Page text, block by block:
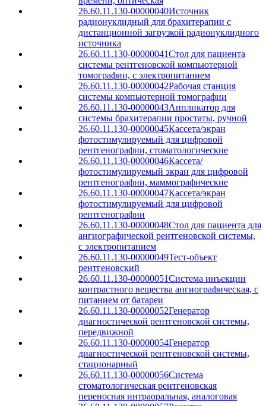
26.60.11.130-00000040Источник
радионуклидный для брахитерапии с
дистанционной загрузкой радионуклидного
источника
26.60.11.130-00000041Стол для пациента
системы рентгеновской компьютерной
томографии, с электропитанием
26.60.11.130-00000042Рабочая станция
системы компьютерной томографии
26.60.11.130-00000043Аппликатор для
системы брахитерапии простаты, ручной
26.60.11.130-00000045Кассета/экран
фотостимулируемый для цифровой
рентгенографии, стоматологические
26.60.11.130-00000046Кассета/
фотостимулируемый экран для цифровой
рентгенографии, маммографические
26.60.11.130-00000047Кассета/экран
фотостимулируемый для цифровой
рентгенографии
26.60.11.130-00000048Стол для пациента для
ангиографической рентгеновской системы,
с электропитанием
26.60.11.130-00000049Тест-объект
рентгеновский
26.60.11.130-00000051Система инъекции
контрастного вещества ангиографическая, с
питанием от батареи
26.60.11.130-00000052Генератор
диагностической рентгеновской системы,
передвижной
26.60.11.130-00000054Генератор
диагностической рентгеновской системы,
стационарный
26.60.11.130-00000056Система
стоматологическая рентгеновская
переносная интраоральная, аналоговая